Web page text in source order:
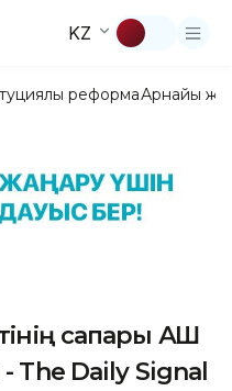
KZ
реформаАрнайы
сапары АҚШ
The Daily Signal